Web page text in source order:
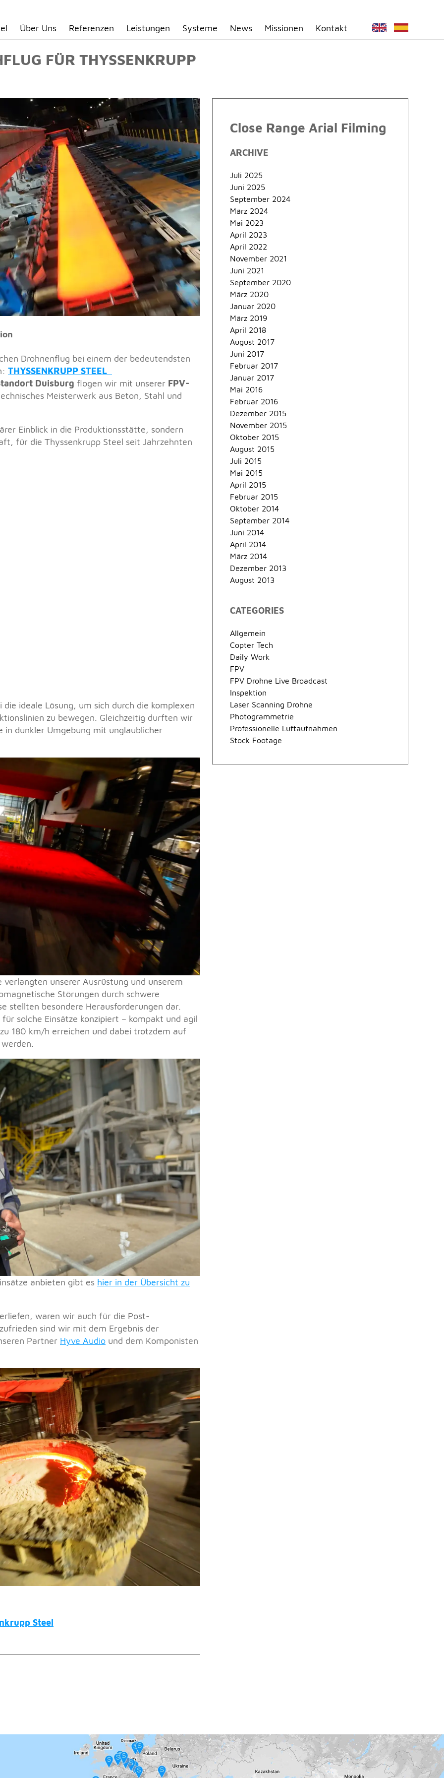
Über Uns Referenzen Leistungen Systeme News Missionen Kontakt
FÜR THYSSENKRUPP
Drohnenflug bei einem der bedeutendsten
THYSSENKRUPP STEEL
Duisburg flogen wir mit unserer FPV-
Meisterwerk aus Beton, Stahl und
Einblick in die Produktionsstätte, sondern
für die Thyssenkrupp Steel seit Jahrzehnten
ideale Lösung, um sich durch die komplexen
zu bewegen. Gleichzeitig durften wir
in dunkler Umgebung mit unglaublicher
unserer Ausrüstung und unserem
Störungen durch schwere
stellten besondere Herausforderungen dar.
solche Einsätze konzipiert – kompakt und agil
180 km/h erreichen und dabei trotzdem auf
anbieten gibt es hier in der Übersicht zu
waren wir auch für die Post-
sind wir mit dem Ergebnis der
Partner Hyve Audio und dem Komponisten
Steel
Close Range Arial Filming
ARCHIVE
Juli 2025
Juni 2025
September 2024
März 2024
Mai 2023
April 2023
April 2022
November 2021
Juni 2021
September 2020
März 2020
Januar 2020
März 2019
April 2018
August 2017
Juni 2017
Februar 2017
Januar 2017
Mai 2016
Februar 2016
Dezember 2015
November 2015
Oktober 2015
August 2015
Juli 2015
Mai 2015
April 2015
Februar 2015
Oktober 2014
September 2014
Juni 2014
April 2014
März 2014
Dezember 2013
August 2013
CATEGORIES
Allgemein
Copter Tech
Daily Work
FPV
FPV Drohne Live Broadcast
Inspektion
Laser Scanning Drohne
Photogrammetrie
Professionelle Luftaufnahmen
Stock Footage